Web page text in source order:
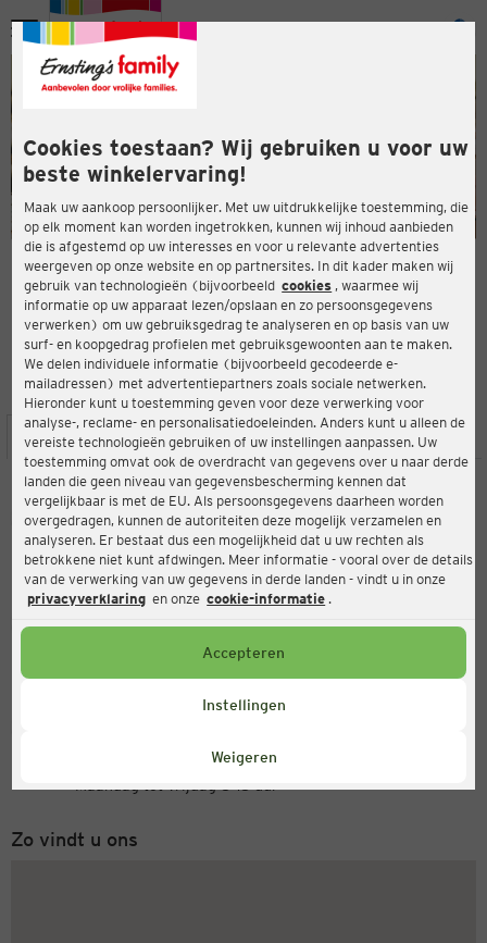
Cookies toestaan? Wij gebruiken u voor uw
beste winkelervaring!
Maak uw aankoop persoonlijker. Met uw uitdrukkelijke toestemming, die
op elk moment kan worden ingetrokken, kunnen wij inhoud aanbieden
die is afgestemd op uw interesses en voor u relevante advertenties
weergeven op onze website en op partnersites. In dit kader maken wij
gebruik van technologieën (bijvoorbeeld cookies , waarmee wij
informatie op uw apparaat lezen/opslaan en zo persoonsgegevens
verwerken) om uw gebruiksgedrag te analyseren en op basis van uw
surf- en koopgedrag profielen met gebruiksgewoonten aan te maken.
We delen individuele informatie (bijvoorbeeld gecodeerde e-
mailadressen) met advertentiepartners zoals sociale netwerken.
Hieronder kunt u toestemming geven voor deze verwerking voor
analyse-, reclame- en personalisatiedoeleinden. Anders kunt u alleen de
vereiste technologieën gebruiken of uw instellingen aanpassen. Uw
toestemming omvat ook de overdracht van gegevens over u naar derde
landen die geen niveau van gegevensbescherming kennen dat
vergelijkbaar is met de EU. Als persoonsgegevens daarheen worden
overgedragen, kunnen de autoriteiten deze mogelijk verzamelen en
analyseren. Er bestaat dus een mogelijkheid dat u uw rechten als
betrokkene niet kunt afdwingen. Meer informatie - vooral over de details
van de verwerking van uw gegevens in derde landen - vindt u in onze
privacyverklaring en onze cookie-informatie .
Accepteren
Instellingen
Weigeren
Menu
ERNSTING'S FAMILY-WINKEL
Dresdner Str. 80
04317 Leipzig
4,2
Beoordeling:
LOCATIE SERVICES ASSORTIMENT ACTIES
Ernsting's family
Dresdner Str. 80, 04317 Leipzig
Open
Openingstijden vandaag:
+31 (0) 543 20 50 15
Zo vindt u ons